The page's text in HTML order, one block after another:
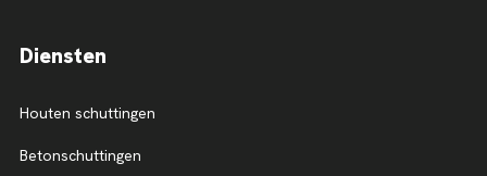
Diensten
Houten schuttingen
Betonschuttingen